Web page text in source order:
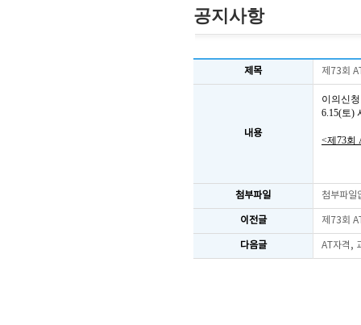
공지사항
제목 제73회
내용
이의신
6.15(토)
<제73회
첨부파일 첨부파일
이전글 제73회
다음글 AT자격,